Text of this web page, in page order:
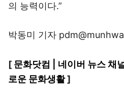
의 능력이다.”
박동미 기자
[ 문화닷컴 네이버 뉴스 채
로운 문화생활]